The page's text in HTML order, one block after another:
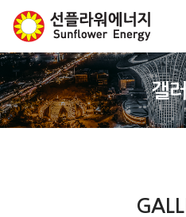
갤